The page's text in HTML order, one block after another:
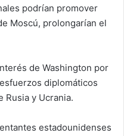
podrían promover
Moscú, prolongarían el
de Washington por
diplomáticos
Rusia y Ucrania.
estadounidenses